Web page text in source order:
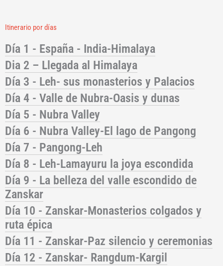
Itinerario por días
Día 1 - España - India-Himalaya
Dia 2 – Llegada al Himalaya
Día 3 - Leh- sus monasterios y Palacios
Día 4 - Valle de Nubra-Oasis y dunas
Día 5 - Nubra Valley
Día 6 - Nubra Valley-El lago de Pangong
Día 7 - Pangong-Leh
Día 8 - Leh-Lamayuru la joya escondida
Día 9 - La belleza del valle escondido de
Zanskar
Día 10 - Zanskar-Monasterios colgados y
ruta épica
Día 11 - Zanskar-Paz silencio y ceremonias
Día 12 - Zanskar- Rangdum-Kargil